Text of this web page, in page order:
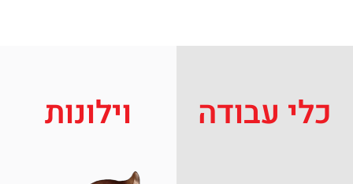
כלי עבודה וילונות